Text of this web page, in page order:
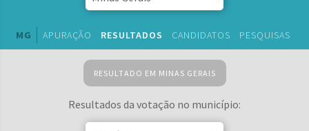
MG APURAÇÃO RESULTADOS CANDIDATOS PESQUISAS
RESULTADO EM MINAS GERAIS
Resultados da votação no município: